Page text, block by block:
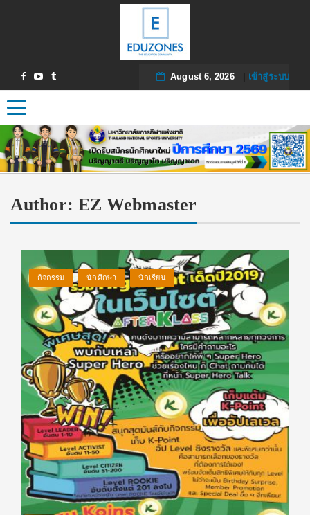
August 6, 2026| เข้าสู่ระบบ
Toggle navigation
Author: EZ Webmaster
กิจกรรม นักศึกษา นักเรียน